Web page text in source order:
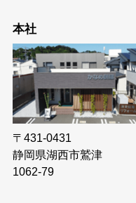
本社
〒431-0431
静岡県湖西市鷲津
1062-79